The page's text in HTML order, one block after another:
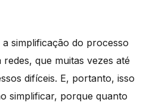
simplificação do processo
que muitas vezes até
difíceis. E, portanto, isso
simplificar, porque quanto